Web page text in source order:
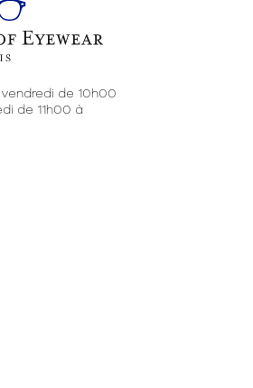
de 10h00
de 11h00 à